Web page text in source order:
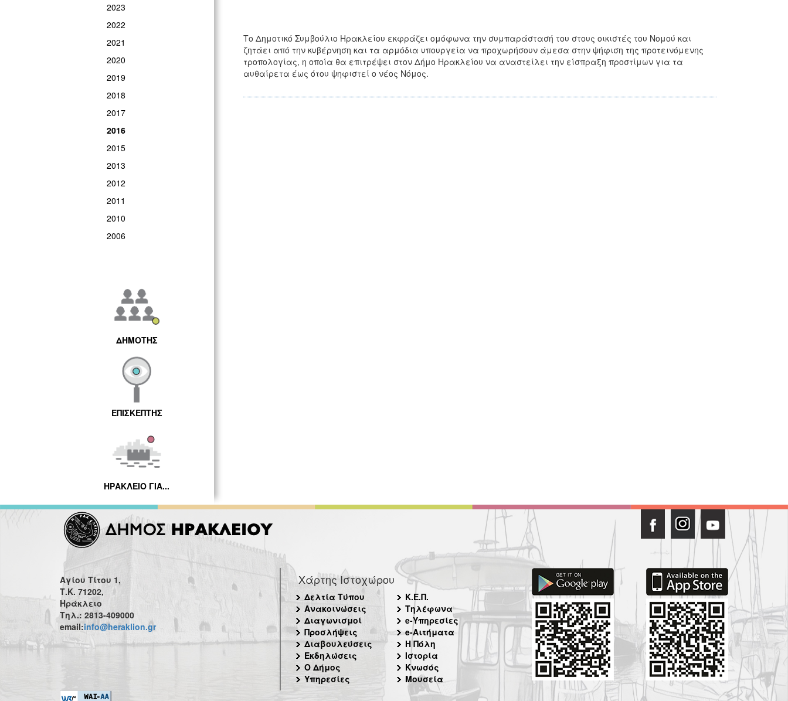
2023
2022
2021
2020
2019
2018
2017
2016
2015
2013
2012
2011
2010
2006
ΔΗΜΟΤΗΣ
ΕΠΙΣΚΕΠΤΗΣ
ΗΡΑΚΛΕΙΟ ΓΙΑ...
Το Δημοτικό Συμβούλιο Ηρακλείου εκφράζει ομόφωνα την συμπαράστασή του στους οικιστές του Νομού και
ζητάει από την κυβέρνηση και τα αρμόδια υπουργεία να προχωρήσουν άμεσα στην ψήφιση της προτεινόμενης
τροπολογίας, η οποία θα επιτρέψει στον Δήμο Ηρακλείου να αναστείλει την είσπραξη προστίμων για τα
αυθαίρετα έως ότου ψηφιστεί ο νέος Νόμος.
Αγίου Τίτου 1,
Τ.Κ. 71202,
Ηράκλειο
Τηλ.: 2813-409000
email:info@heraklion.gr
Χάρτης Ιστοχώρου
Δελτία Τύπου
Ανακοινώσεις
Διαγωνισμοί
Προσλήψεις
Διαβουλεύσεις
Εκδηλώσεις
Ο Δήμος
Υπηρεσίες
Κ.Ε.Π.
Τηλέφωνα
e-Υπηρεσίες
e-Αιτήματα
Η Πόλη
Ιστορία
Κνωσός
Μουσεία